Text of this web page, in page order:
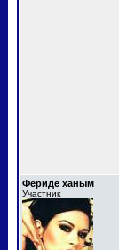
Фериде ханым
Участник